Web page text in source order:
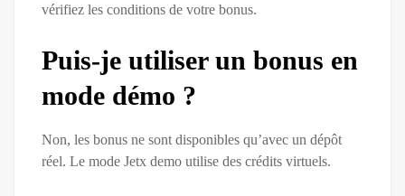
vérifiez les conditions de votre bonus.
Puis-je utiliser un bonus en
mode démo ?
Non, les bonus ne sont disponibles qu’avec un dépôt
réel. Le mode Jetx demo utilise des crédits virtuels.